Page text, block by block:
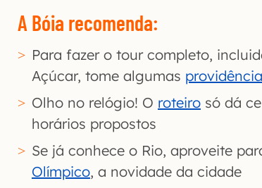
A Bóia recomenda:
Para fazer o tour completo,
Açúcar, tome algumas
Olho no relógio! O roteiro só dá
horários propostos
Se já conhece o Rio, aproveite
Olímpico, a novidade da cidade